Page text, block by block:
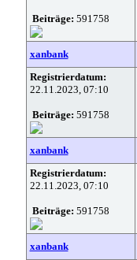
Beiträge: 591758
xanbank
Registrierdatum:
22.11.2023, 07:10
Beiträge: 591758
xanbank
Registrierdatum:
22.11.2023, 07:10
Beiträge: 591758
xanbank